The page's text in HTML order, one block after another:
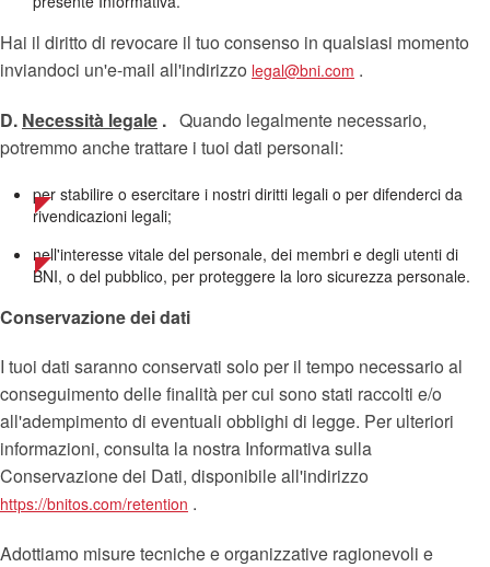
Hai il diritto di revocare il tuo consenso in qualsiasi momento
inviandoci un'e-mail all'indirizzo legal@bni.com .
D. Necessità legale . Quando legalmente necessario,
potremmo anche trattare i tuoi dati personali:
per stabilire o esercitare i nostri diritti legali o per difenderci da
rivendicazioni legali;
nell'interesse vitale del personale, dei membri e degli utenti di
BNI, o del pubblico, per proteggere la loro sicurezza personale.
Conservazione dei dati
I tuoi dati saranno conservati solo per il tempo necessario al
conseguimento delle finalità per cui sono stati raccolti e/o
all'adempimento di eventuali obblighi di legge. Per ulteriori
informazioni, consulta la nostra Informativa sulla
Conservazione dei Dati, disponibile all'indirizzo
https://bnitos.com/retention .
Adottiamo misure tecniche e organizzative ragionevoli e